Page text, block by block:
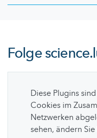
Folge
Diese Plugins
Cookies im
Netzwerken
sehen, ändern